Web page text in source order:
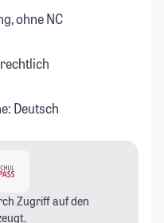
ohne NC
Deutsch
Zugriff auf den